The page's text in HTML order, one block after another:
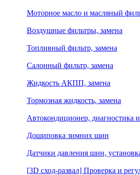
Моторное масло и масляный
Воздушные фильтры, замена
Топливный фильтр, замена
Салонный фильтр, замена
Жидкость АКПП, замена
Тормозная жидкость, замена
Автокондиционер, диагностика и
Дошиповка зимних шин
Датчики давления шин,
[3D сход-развал] Проверка и